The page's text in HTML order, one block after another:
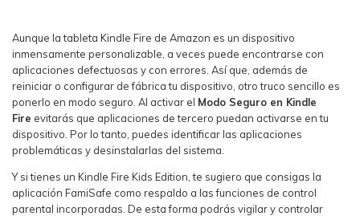
Aunque la tableta Kindle Fire de Amazon es un dispositivo
inmensamente personalizable, a veces puede encontrarse con
aplicaciones defectuosas y con errores. Así que, además de
reiniciar o configurar de fábrica tu dispositivo, otro truco sencillo es
ponerlo en modo seguro. Al activar el Modo Seguro en Kindle
Fire evitarás que aplicaciones de tercero puedan activarse en tu
dispositivo. Por lo tanto, puedes identificar las aplicaciones
problemáticas y desinstalarlas del sistema.
Y si tienes un Kindle Fire Kids Edition, te sugiero que consigas la
aplicación FamiSafe como respaldo a las funciones de control
parental incorporadas. De esta forma podrás vigilar y controlar